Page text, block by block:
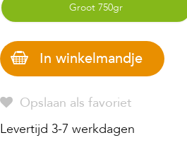
Groot 750gr
In winkelmandje
Opslaan als favoriet
Levertijd 3-7 werkdagen